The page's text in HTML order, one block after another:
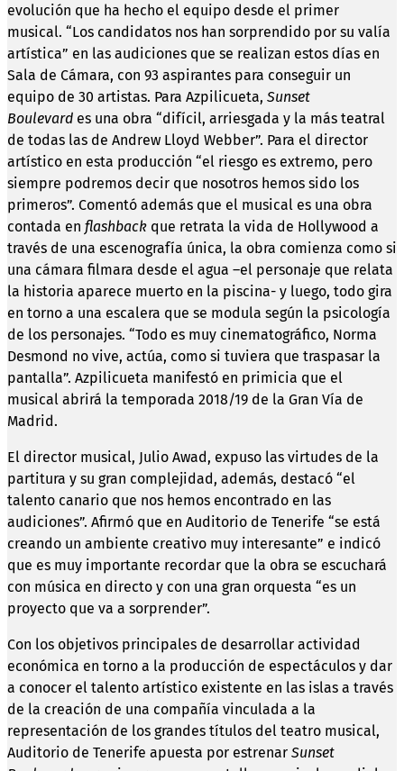
evolución que ha hecho el equipo desde el primer
musical. “Los candidatos nos han sorprendido por su valía
artística” en las audiciones que se realizan estos días en
Sala de Cámara, con 93 aspirantes para conseguir un
equipo de 30 artistas. Para Azpilicueta, Sunset
Boulevard es una obra “difícil, arriesgada y la más teatral
de todas las de Andrew Lloyd Webber”. Para el director
artístico en esta producción “el riesgo es extremo, pero
siempre podremos decir que nosotros hemos sido los
primeros”. Comentó además que el musical es una obra
contada en flashback que retrata la vida de Hollywood a
través de una escenografía única, la obra comienza como si
una cámara filmara desde el agua –el personaje que relata
la historia aparece muerto en la piscina- y luego, todo gira
en torno a una escalera que se modula según la psicología
de los personajes. “Todo es muy cinematográfico, Norma
Desmond no vive, actúa, como si tuviera que traspasar la
pantalla”. Azpilicueta manifestó en primicia que el
musical abrirá la temporada 2018/19 de la Gran Vía de
Madrid.
El director musical, Julio Awad, expuso las virtudes de la
partitura y su gran complejidad, además, destacó “el
talento canario que nos hemos encontrado en las
audiciones”. Afirmó que en Auditorio de Tenerife “se está
creando un ambiente creativo muy interesante” e indicó
que es muy importante recordar que la obra se escuchará
con música en directo y con una gran orquesta “es un
proyecto que va a sorprender”.
Con los objetivos principales de desarrollar actividad
económica en torno a la producción de espectáculos y dar
a conocer el talento artístico existente en las islas a través
de la creación de una compañía vinculada a la
representación de los grandes títulos del teatro musical,
Auditorio de Tenerife apuesta por estrenar Sunset